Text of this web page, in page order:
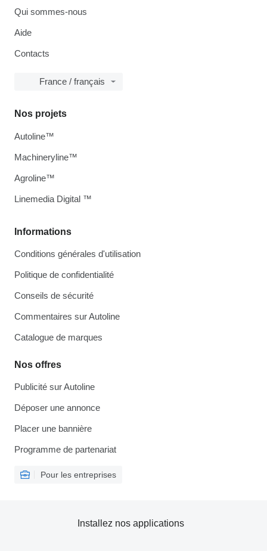
Qui sommes-nous
Aide
Contacts
France / français
Informations
Conditions générales d'utilisation
Politique de confidentialité
Conseils de sécurité
Commentaires sur Autoline
Catalogue de marques
Nos offres
Publicité sur Autoline
Déposer une annonce
Placer une bannière
Programme de partenariat
Pour les entreprises
Nos projets
Autoline™
Machineryline™
Agroline™
Linemedia Digital ™
Installez nos applications